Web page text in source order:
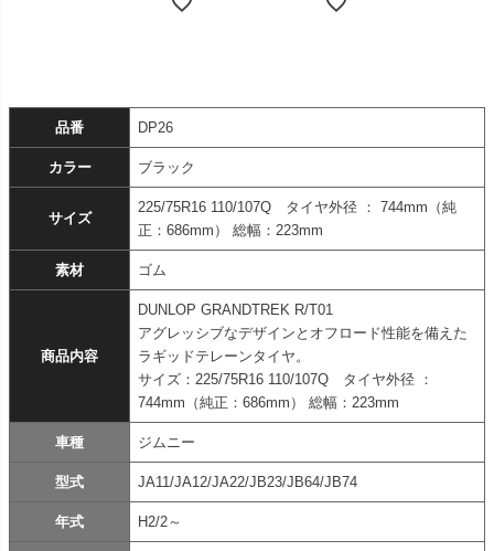
品番 DP26
カラー ブラック
サイズ
225/75R16 110/107Q タイヤ外径 ： 744mm（純
正：686mm） 総幅：223mm
素材 ゴム
商品内容
DUNLOP GRANDTREK R/T01
アグレッシブなデザインとオフロード性能を備えた
ラギッドテレーンタイヤ。
サイズ：225/75R16 110/107Q タイヤ外径 ：
744mm（純正：686mm） 総幅：223mm
車種 ジムニー
型式 JA11/JA12/JA22/JB23/JB64/JB74
年式 H2/2～